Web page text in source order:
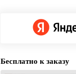
Бесплатно к заказу